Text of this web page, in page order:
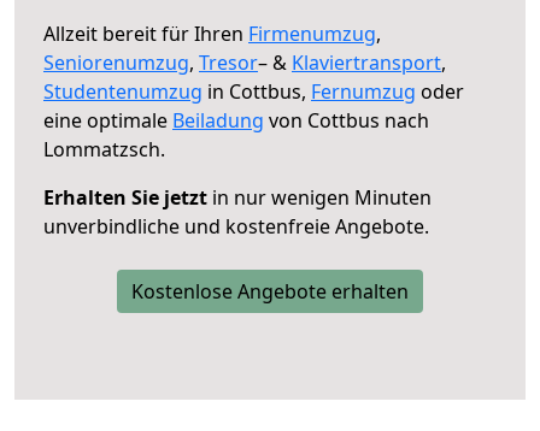
Allzeit bereit für Ihren Firmenumzug,
Seniorenumzug, Tresor– & Klaviertransport,
Studentenumzug in Cottbus, Fernumzug oder
eine optimale Beiladung von Cottbus nach
Lommatzsch.
Erhalten Sie jetzt in nur wenigen Minuten
unverbindliche und kostenfreie Angebote.
Kostenlose Angebote erhalten